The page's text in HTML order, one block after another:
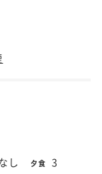
し 夕食 3